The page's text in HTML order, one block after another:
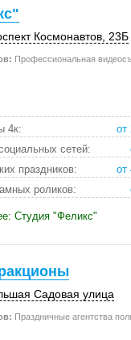
Космонавтов, 23Б
Профессиональная
4к:
от
сетей:
праздников:
от
роликов:
Студия "Феликс"
Садовая улица
Праздничные агентства